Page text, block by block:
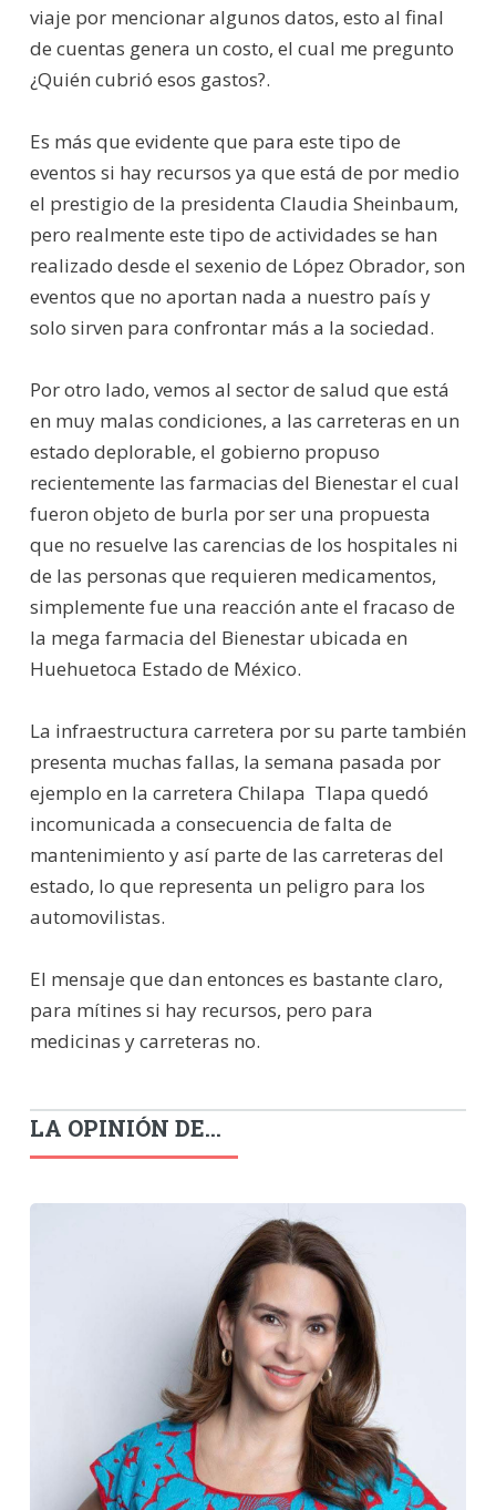
viaje por mencionar algunos datos, esto al final
de cuentas genera un costo, el cual me pregunto
¿Quién cubrió esos gastos?.
Es más que evidente que para este tipo de
eventos si hay recursos ya que está de por medio
el prestigio de la presidenta Claudia Sheinbaum,
pero realmente este tipo de actividades se han
realizado desde el sexenio de López Obrador, son
eventos que no aportan nada a nuestro país y
solo sirven para confrontar más a la sociedad.
Por otro lado, vemos al sector de salud que está
en muy malas condiciones, a las carreteras en un
estado deplorable, el gobierno propuso
recientemente las farmacias del Bienestar el cual
fueron objeto de burla por ser una propuesta
que no resuelve las carencias de los hospitales ni
de las personas que requieren medicamentos,
simplemente fue una reacción ante el fracaso de
la mega farmacia del Bienestar ubicada en
Huehuetoca Estado de México.
La infraestructura carretera por su parte también
presenta muchas fallas, la semana pasada por
ejemplo en la carretera Chilapa  Tlapa quedó
incomunicada a consecuencia de falta de
mantenimiento y así parte de las carreteras del
estado, lo que representa un peligro para los
automovilistas.
El mensaje que dan entonces es bastante claro,
para mítines si hay recursos, pero para
medicinas y carreteras no.
LA OPINIÓN DE...